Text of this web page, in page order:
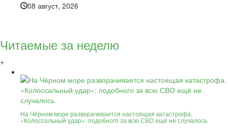
08 август, 2026
Читаемые за неделю
+
На Чёрном море разворачивается настоящая катастрофа.
«Колоссальный удар»: подобного за всю СВО ещё не случалось